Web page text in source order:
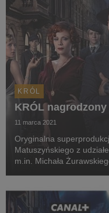
KRÓL
KRÓL
11 marca 2021
Oryginalna
Matuszyńskiego z
m.in. Michała